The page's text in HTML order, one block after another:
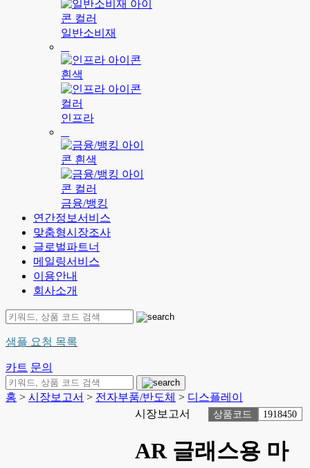
일반소비재
인프라
금융/뱅킹
연간정보서비스
맞춤형시장조사
글로벌파트너
메일링서비스
이용안내
회사소개
샘플 요청 목록
카트 문의
홈 > 시장보고서 > 전자부품/반도체 > 디스플레이
시장보고서
상품코드 1918450
AR 글래스용 마